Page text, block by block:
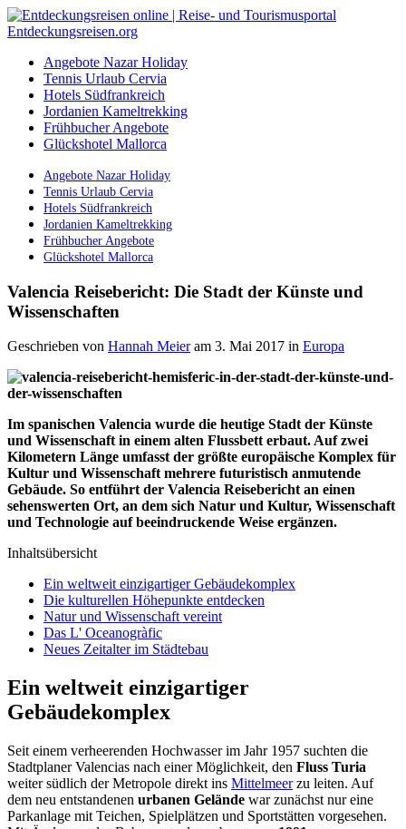
Angebote Nazar Holiday
Tennis Urlaub Cervia
Hotels Südfrankreich
Jordanien Kameltrekking
Frühbucher Angebote
Glückshotel Mallorca
Angebote Nazar Holiday
Tennis Urlaub Cervia
Hotels Südfrankreich
Jordanien Kameltrekking
Frühbucher Angebote
Glückshotel Mallorca
Valencia Reisebericht: Die Stadt der Künste und
Wissenschaften
Geschrieben von Hannah Meier am 3. Mai 2017 in Europa
Im spanischen Valencia wurde die heutige Stadt der Künste
und Wissenschaft in einem alten Flussbett erbaut. Auf zwei
Kilometern Länge umfasst der größte europäische Komplex für
Kultur und Wissenschaft mehrere futuristisch anmutende
Gebäude. So entführt der Valencia Reisebericht an einen
sehenswerten Ort, an dem sich Natur und Kultur, Wissenschaft
und Technologie auf beeindruckende Weise ergänzen.
Inhaltsübersicht
Ein weltweit einzigartiger Gebäudekomplex
Die kulturellen Höhepunkte entdecken
Natur und Wissenschaft vereint
Das L' Oceanogràfic
Neues Zeitalter im Städtebau
Ein weltweit einzigartiger
Gebäudekomplex
Seit einem verheerenden Hochwasser im Jahr 1957 suchten die
Stadtplaner Valencias nach einer Möglichkeit, den Fluss Turia
weiter südlich der Metropole direkt ins Mittelmeerzu leiten. Auf
dem neu entstandenen urbanen Gelände war zunächst nur eine
Parkanlage mit Teichen, Spielplätzen und Sportstätten vorgesehen.